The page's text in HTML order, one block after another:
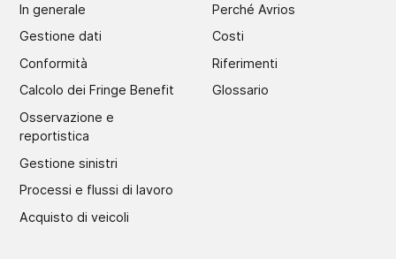
In generale
Gestione dati
Conformità
Calcolo dei Fringe Benefit
Osservazione e
reportistica
Gestione sinistri
Processi e flussi di lavoro
Acquisto di veicoli
Perché Avrios
Costi
Riferimenti
Glossario